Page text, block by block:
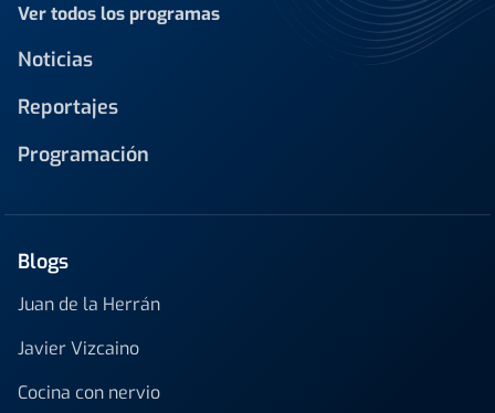
Ver todos los programas
Noticias
Reportajes
Programación
Blogs
Juan de la Herrán
Javier Vizcaino
Cocina con nervio